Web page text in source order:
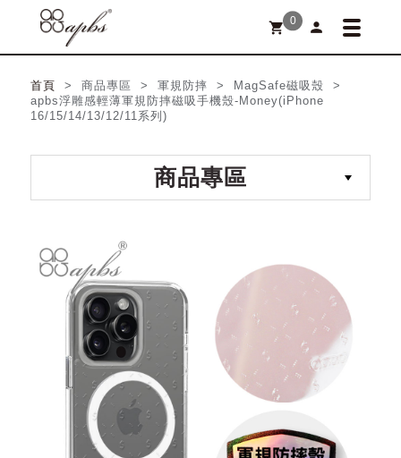
shopping_cart 0 person
首頁
> 商品專區 > 軍規防摔 > MagSafe磁吸殼 >
apbs浮雕感輕薄軍規防摔磁吸手機殼-Money(iPhone
16/15/14/13/12/11系列)
商品專區